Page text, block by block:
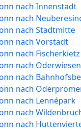
nach Innenstadt
nach
nach Stadtmitte
nach Vorstadt
nach Fischerkietz
nach Oderwiesen
nach
nach
nach Lennépark
nach
nach